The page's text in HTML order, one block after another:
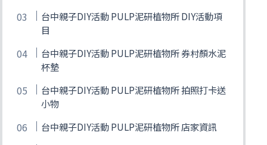
台中親子DIY活動 PULP泥研植物所 DIY活動項
目
台中親子DIY活動 PULP泥研植物所 券村顏水泥
杯墊
台中親子DIY活動 PULP泥研植物所 拍照打卡送
小物
台中親子DIY活動 PULP泥研植物所 店家資訊